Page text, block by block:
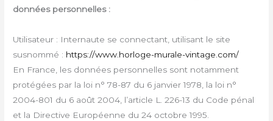
données personnelles :
Utilisateur : Internaute se connectant, utilisant le site
susnommé : https://www.horloge-murale-vintage.com/
En France, les données personnelles sont notamment
protégées par la loi n° 78-87 du 6 janvier 1978, la loi n°
2004-801 du 6 août 2004, l’article L. 226-13 du Code pénal
et la Directive Européenne du 24 octobre 1995.